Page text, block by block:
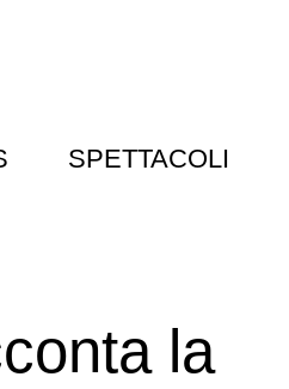
SPETTACOLI
la